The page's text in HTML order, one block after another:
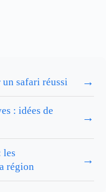
safari réussi →
: idées de
→
les
région
→